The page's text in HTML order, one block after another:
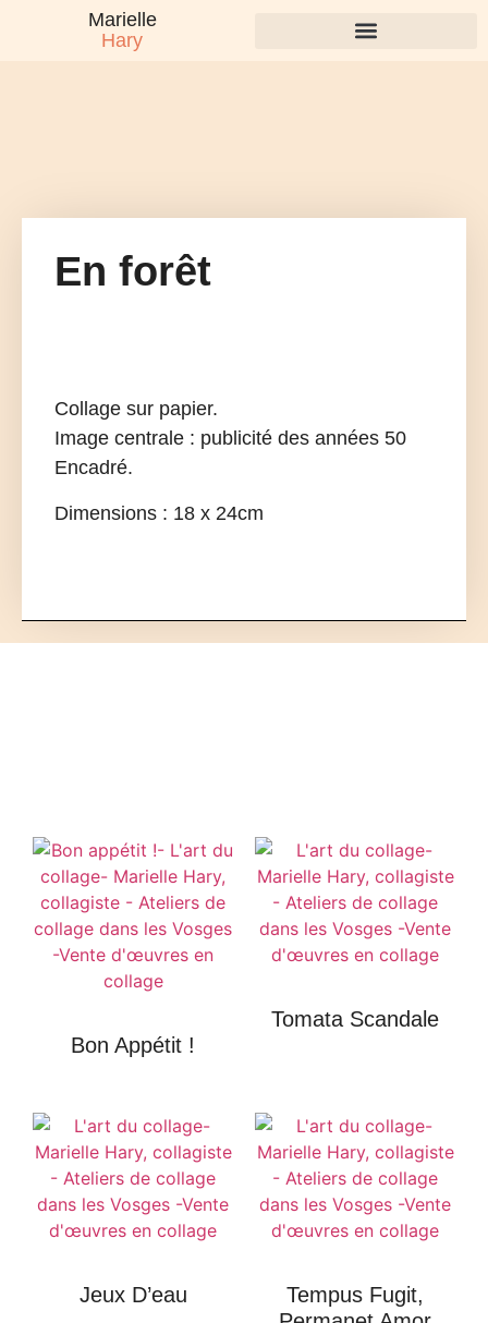
Marielle
Hary
En forêt
Collage sur papier.
Image centrale : publicité des années 50
Encadré.
Dimensions : 18 x 24cm
Bon Appétit !
Tomata Scandale
Jeux D’eau
Tempus Fugit,